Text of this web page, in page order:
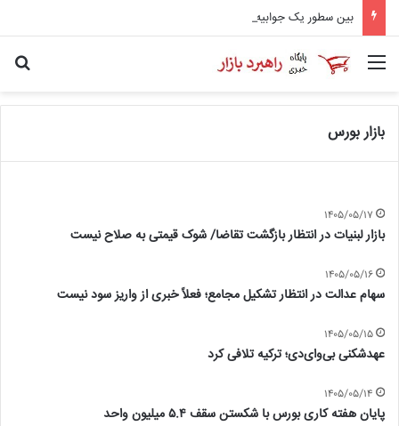
بین سطور یک جوابیه: بحران بدهی در جاده مخصوص
بازار بورس
۱۴۰۵/۰۵/۱۷
بازار لبنیات در انتظار بازگشت تقاضا/ شوک قیمتی به صلاح نیست
۱۴۰۵/۰۵/۱۶
سهام عدالت در انتظار تشکیل مجامع؛ فعلاً خبری از واریز سود نیست
۱۴۰۵/۰۵/۱۵
عهدشکنی بی‌وای‌دی؛ ترکیه تلافی کرد
۱۴۰۵/۰۵/۱۴
پایان هفته کاری بورس با شکستن سقف ۵.۴ میلیون واحد